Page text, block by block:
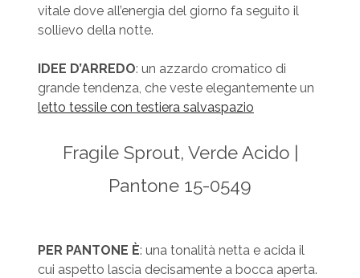
vitale dove all’energia del giorno fa seguito il
sollievo della notte.
IDEE D’ARREDO: un azzardo cromatico di
grande tendenza, che veste elegantemente un
letto tessile con testiera salvaspazio
Fragile Sprout, Verde Acido |
Pantone 15-0549
PER PANTONE È: una tonalità netta e acida il
cui aspetto lascia decisamente a bocca aperta.